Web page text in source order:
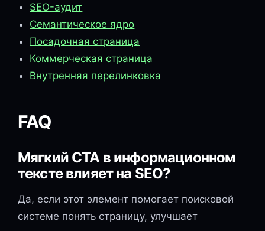
SEO-аудит
Семантическое ядро
Посадочная страница
Коммерческая страница
Внутренняя перелинковка
FAQ
Мягкий CTA в информационном
тексте влияет на SEO?
Да, если этот элемент помогает поисковой
системе понять страницу, улучшает